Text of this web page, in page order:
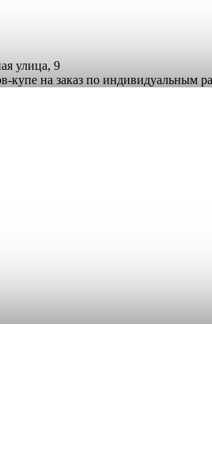
улица, 9
на заказ по индивидуальным